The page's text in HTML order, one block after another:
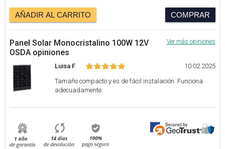
AÑADIR AL CARRITO COMPRAR
Panel Solar Monocristalino 100W 12V
OSDA opiniones
Ver más opiniones
Luisa F
10.02.2025
Tamaño compacto y es de fácil instalación. Funciona
adecuadamente.